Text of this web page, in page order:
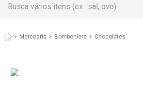
Mercearia Bomboniere Chocolates